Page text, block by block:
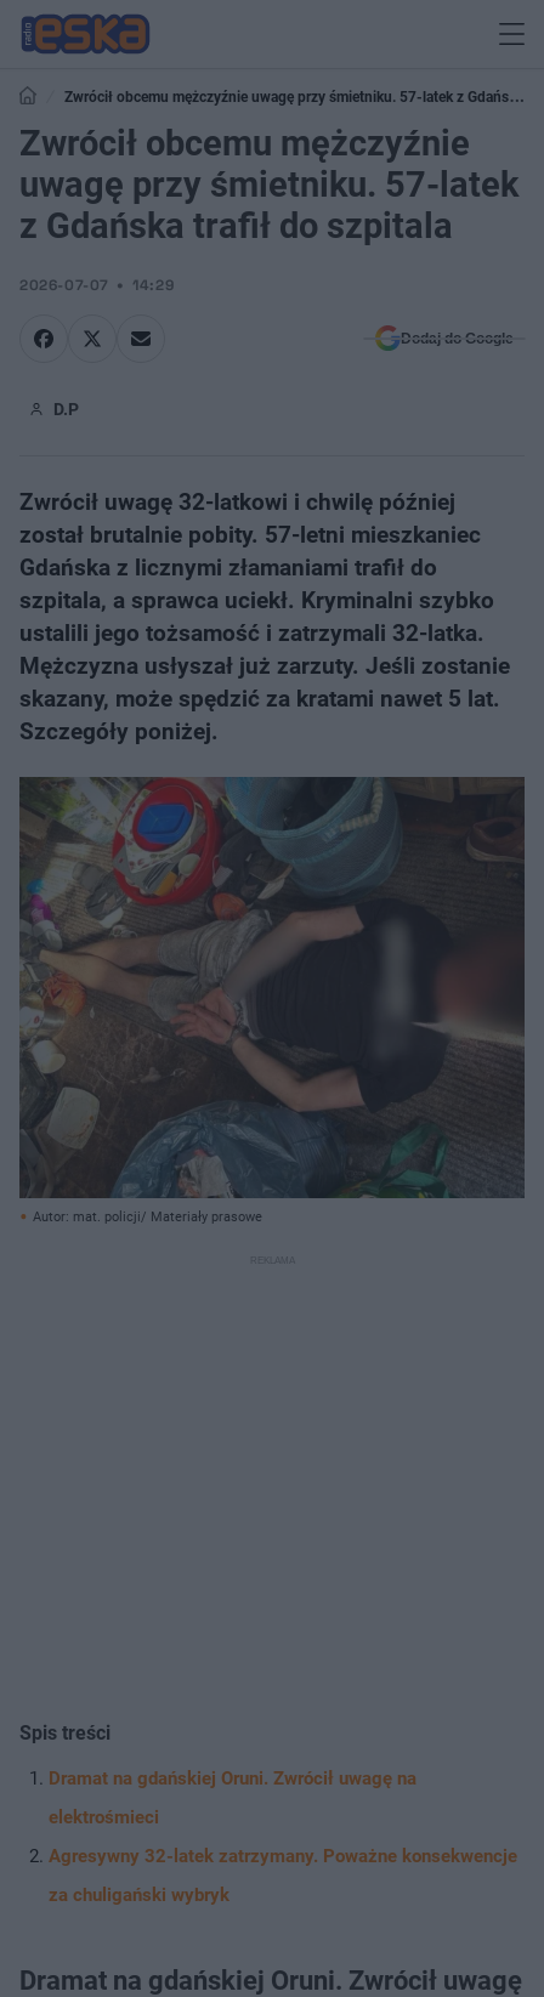
Zwrócił obcemu mężczyźnie uwagę przy śmietniku. 57-latek z Gdańska
trafił do szpitala
Zwrócił obcemu mężczyźnie
uwagę przy śmietniku. 57-latek
z Gdańska trafił do szpitala
2026-07-07 14:29
Dodaj do Google
D.P
Zwrócił uwagę 32-latkowi i chwilę później
został brutalnie pobity. 57-letni mieszkaniec
Gdańska z licznymi złamaniami trafił do
szpitala, a sprawca uciekł. Kryminalni szybko
ustalili jego tożsamość i zatrzymali 32-latka.
Mężczyzna usłyszał już zarzuty. Jeśli zostanie
skazany, może spędzić za kratami nawet 5 lat.
Szczegóły poniżej.
Autor: mat. policji/ Materiały prasowe
Spis treści
Dramat na gdańskiej Oruni. Zwrócił uwagę na
elektrośmieci
Agresywny 32-latek zatrzymany. Poważne konsekwencje
za chuligański wybryk
Dramat na gdańskiej Oruni. Zwrócił uwagę